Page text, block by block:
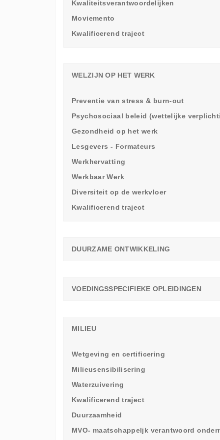
Kwaliteitsverantwoordelijken
Moviemento
Kwalificerend traject
WELZIJN OP HET WERK
Preventie van stress & burn-out
Psychosociaal beleid (wettelijke
Gezondheid op het werk
Lesgevers - Formateurs
Werkhervatting
Werkbaar Werk
Diversiteit op de werkvloer
Kwalificerend traject
DUURZAME ONTWIKKELING
VOEDINGSSPECIFIEKE OPLEIDINGEN
MILIEU
Wetgeving en certificering
Milieusensibilisering
Waterzuivering
Kwalificerend traject
Duurzaamheid
MVO- maatschappeljk verantwoord